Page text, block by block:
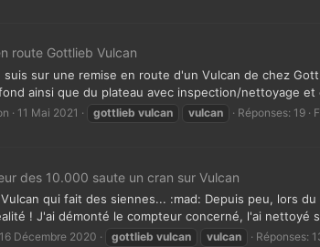
route Gottlieb Vulcan
suis sur une remise en route d'un Vulcan de chez
ainsi que du plateau avec inspection/nettoyage
11 Mai 2021 gottlieb vulcan vulcan Réponses: 19
des 10.000 saute un cran sur Vulcan
qui fait des siennes... :mad: Depuis peu, lors
! J'ai démonté le compteur concerné, l'ai nettoyé
16 Décembre 2020 gottlieb vulcan vulcan Réponses: